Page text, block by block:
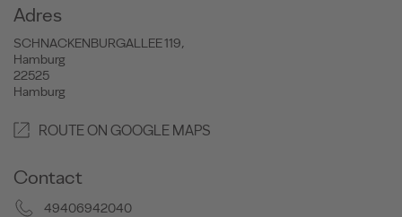
Adres
SCHNACKENBURGALLEE 119,
Hamburg
22525
Hamburg
ROUTE ON GOOGLE MAPS
Contact
49406942040